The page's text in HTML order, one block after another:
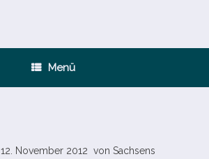
Menü
12. November 2012 von Sachsens